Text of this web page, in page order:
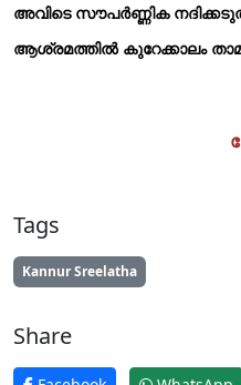
അവിടെ സൗപര്‍ണ്ണിക
ആശ്രമത്തില്‍ കുറേക്കാലം
Tags
Kannur Sreelatha
Share